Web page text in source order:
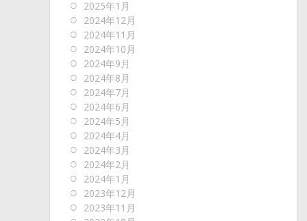
2025年1月
2024年12月
2024年11月
2024年10月
2024年9月
2024年8月
2024年7月
2024年6月
2024年5月
2024年4月
2024年3月
2024年2月
2024年1月
2023年12月
2023年11月